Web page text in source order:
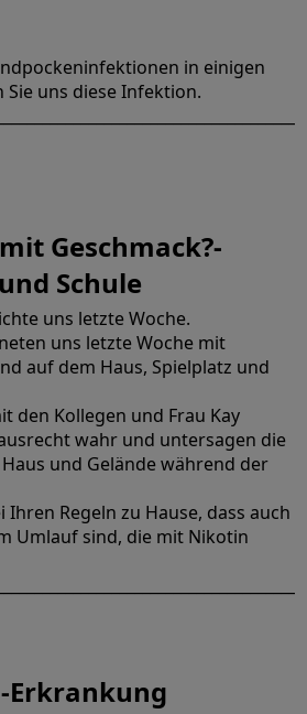
in einigen
Sie uns diese Infektion.
Geschmack?-
Schule
uns letzte Woche.
uns letzte Woche mit
auf dem Haus, Spielplatz und
den Kollegen und Frau Kay
wahr und untersagen die
und Gelände während der
Ihren Regeln zu Hause, dass auch
Umlauf sind, die mit Nikotin
Erkrankung